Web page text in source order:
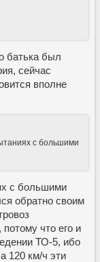
батька был
сейчас
вполне
с большими
с большими
обратно своим
что его и
ТО-5, ибо
120 км/ч эти